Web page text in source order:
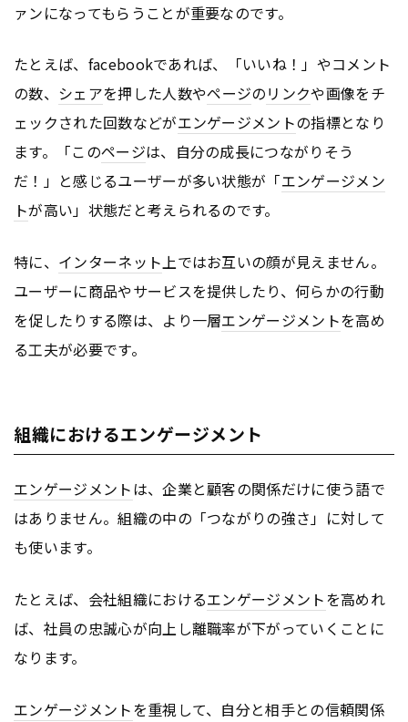
ァンになってもらうことが重要なのです。
たとえば、facebookであれば、「いいね！」やコメント
の数、 シェアを押した人数やページのリンクや画像をチ
ェックされた回数などがエンゲージメントの指標となり
ます。「このページは、自分の成長につながりそう
だ！」と感じるユーザーが多い状態が「エンゲージメン
トが高い」状態だと考えられるのです。
特に、 インターネット上ではお互いの顔が見えません。
ユーザーに商品やサービスを提供したり、何らかの行動
を促したりする際は、より一層エンゲージメントを高め
る工夫が必要です。
組織におけるエンゲージメント
エンゲージメントは、企業と顧客の関係だけに使う語で
はありません。組織の中の「つながりの強さ」に対して
も使います。
たとえば、会社組織におけるエンゲージメントを高めれ
ば、社員の忠誠心が向上し離職率が下がっていくことに
なります。
エンゲージメントを重視して、自分と相手との信頼関係